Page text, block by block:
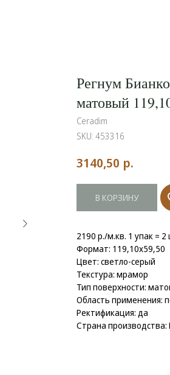
Регнум
матовый
Ceradim
SKU: 453316
3140,50 р.
В КОРЗИНУ
2190 р./м.кв. 1 упак =
Формат: 119,10x59,50
Цвет: светло-серый
Текстура: мрамор
Тип поверхности:
Область применения:
Ректификация: да
Страна производства: